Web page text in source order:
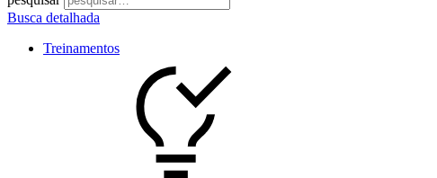
Busca detalhada
Treinamentos